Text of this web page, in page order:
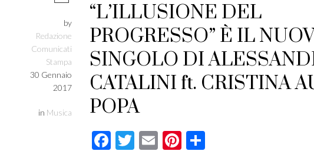
by
Redazione
Comunicati
Stampa
30 Gennaio
2017
in Musica
“L’ILLUSIONE DEL
PROGRESSO” È IL
SINGOLO DI
CATALINI ft. CRISTINA
POPA
Facebook
Twitter
EmailPinterest